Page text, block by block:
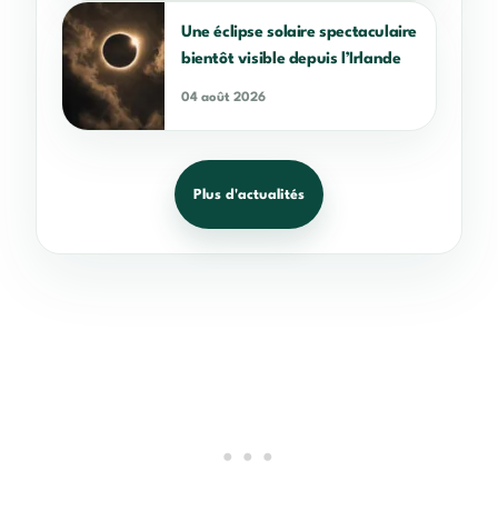
Une éclipse solaire spectaculaire
bientôt visible depuis l’Irlande
04 août 2026
Plus d'actualités